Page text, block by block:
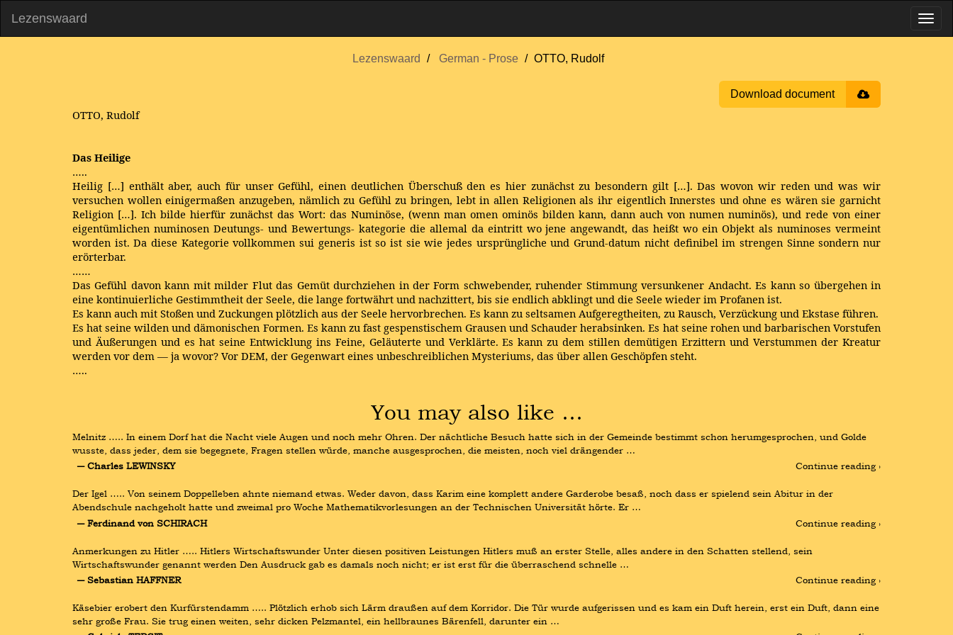
Lezenswaard
Lezenswaard German - Prose OTTO, Rudolf
Download document
OTTO, Rudolf
Das Heilige
…..
Heilig […] enthält aber, auch für unser Gefühl, einen deutlichen Überschuß den es hier zunächst zu besondern gilt […]. Das wovon wir reden und was wir
versuchen wollen einigermaßen anzugeben, nämlich zu Gefühl zu bringen, lebt in allen Religionen als ihr eigentlich Innerstes und ohne es wären sie garnicht
Religion […]. Ich bilde hierfür zunächst das Wort: das Numinöse, (wenn man omen ominös bilden kann, dann auch von numen numinös), und rede von einer
eigentümlichen numinosen Deutungs- und Bewertungs- kategorie die allemal da eintritt wo jene angewandt, das heißt wo ein Objekt als numinoses vermeint
worden ist. Da diese Kategorie vollkommen sui generis ist so ist sie wie jedes ursprüngliche und Grund-datum nicht definibel im strengen Sinne sondern nur
erörterbar.
……
Das Gefühl davon kann mit milder Flut das Gemüt durchziehen in der Form schwebender, ruhender Stimmung versunkener Andacht. Es kann so übergehen in
eine kontinuierliche Gestimmtheit der Seele, die lange fortwährt und nachzittert, bis sie endlich abklingt und die Seele wieder im Profanen ist.
Es kann auch mit Stoßen und Zuckungen plötzlich aus der Seele hervorbrechen. Es kann zu seltsamen Aufgeregtheiten, zu Rausch, Verzückung und Ekstase führen.
Es hat seine wilden und dämonischen Formen. Es kann zu fast gespenstischem Grausen und Schauder herabsinken. Es hat seine rohen und barbarischen Vorstufen
und Äußerungen und es hat seine Entwicklung ins Feine, Geläuterte und Verklärte. Es kann zu dem stillen demütigen Erzittern und Verstummen der Kreatur
werden vor dem — ja wovor? Vor DEM, der Gegenwart eines unbeschreiblichen Mysteriums, das über allen Geschöpfen steht.
…..
You may also like …
Melnitz ….. In einem Dorf hat die Nacht viele Augen und noch mehr Ohren. Der nächtliche Besuch hatte sich in der Gemeinde bestimmt schon herumgesprochen, und Golde
wusste, dass jeder, dem sie begegnete, Fragen stellen würde, manche ausgesprochen, die meisten, noch viel drängender …
― Charles LEWINSKY
Continue reading ›
Der Igel ….. Von seinem Doppelleben ahnte niemand etwas. Weder davon, dass Karim eine komplett andere Garderobe besaß, noch dass er spielend sein Abitur in der
Abendschule nachgeholt hatte und zweimal pro Woche Mathematikvorlesungen an der Technischen Universität hörte. Er …
― Ferdinand von SCHIRACH
Continue reading ›
Anmerkungen zu Hitler ….. Hitlers Wirtschaftswunder Unter diesen positiven Leistungen Hitlers muß an erster Stelle, alles andere in den Schatten stellend, sein
Wirtschaftswunder genannt werden Den Ausdruck gab es damals noch nicht; er ist erst für die überraschend schnelle …
― Sebastian HAFFNER
Continue reading ›
Käsebier erobert den Kurfürstendamm ….. Plötzlich erhob sich Lärm draußen auf dem Korridor. Die Tür wurde aufgerissen und es kam ein Duft herein, erst ein Duft, dann eine
sehr große Frau. Sie trug einen weiten, sehr dicken Pelzmantel, ein hellbraunes Bärenfell, darunter ein …